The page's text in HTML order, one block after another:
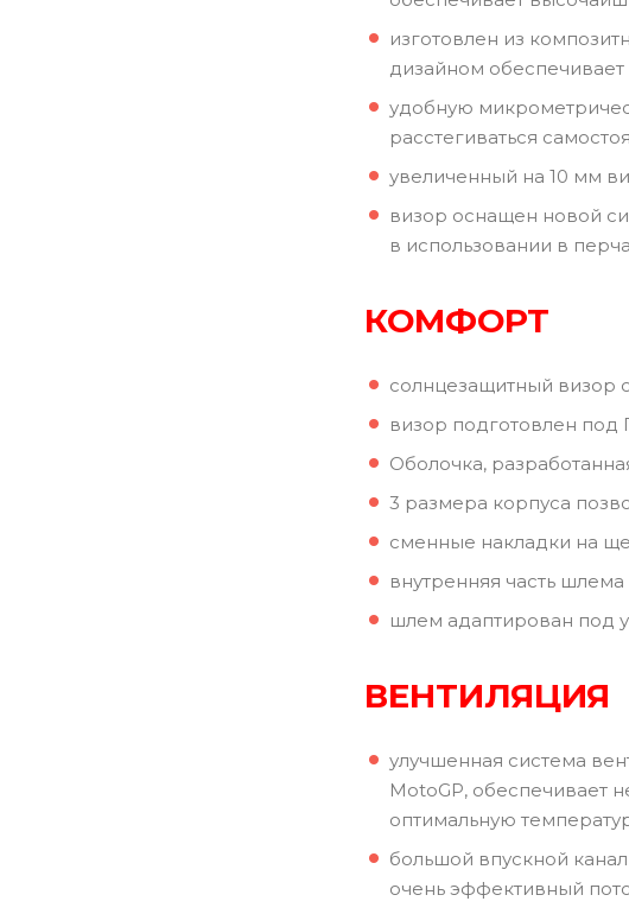
изготовлен из
дизайном
удобную
расстегиваться
увеличенный на 10 мм
визор оснащен новой
в использовании в
КОМФОРТ
солнцезащитный визор
визор подготовлен под
Оболочка,
3 размера корпуса
сменные накладки на
внутренняя часть
шлем адаптирован под
ВЕНТИЛЯЦИЯ
улучшенная система
MotoGP, обеспечивает
оптимальную
большой впускной
очень эффективный